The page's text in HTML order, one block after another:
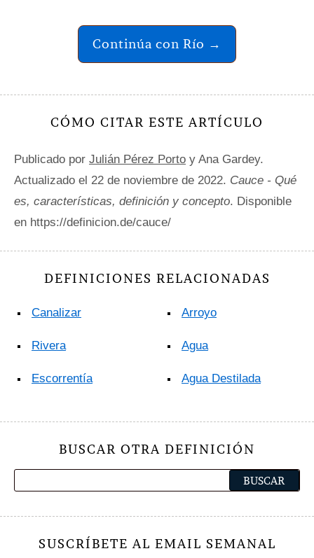
Continúa con Río →
CÓMO CITAR ESTE ARTÍCULO
Publicado por Julián Pérez Porto y Ana Gardey.
Actualizado el 22 de noviembre de 2022. Cauce - Qué
es, características, definición y concepto. Disponible
en https://definicion.de/cauce/
DEFINICIONES RELACIONADAS
Canalizar
Rivera
Escorrentía
Arroyo
Agua
Agua Destilada
BUSCAR OTRA DEFINICIÓN
SUSCRÍBETE AL EMAIL SEMANAL